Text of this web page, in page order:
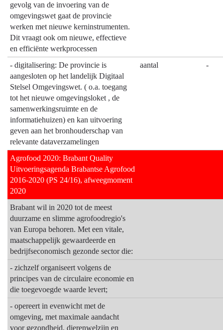
gevolg van de invoering van de
omgevingswet gaat de provincie
werken met nieuwe kerninstrumenten.
Dit vraagt ook om nieuwe, effectieve
en efficiënte werkprocessen
- digitalisering: De provincie is
aangesloten op het landelijk Digitaal
Stelsel Omgevingswet. ( o.a. toegang
tot het nieuwe omgevingsloket , de
samenwerkingsruimte en de
informatiehuizen) en kan uitvoering
geven aan het bronhouderschap van
relevante dataverzamelingen
aantal -
Agrofood 2020: Brabant Quality
Uitvoeringsagenda Brabantse Agrofood
2016-2020 (PS 24/16), afweegmoment
2020
Brabant wil in 2020 tot de meest
duurzame en slimme agrofoodregio's
van Europa behoren. Met een vitale,
maatschappelijk gewaardeerde en
bedrijfseconomisch gezonde sector die:
- zichzelf organiseert volgens de
principes van de circulaire economie en
die toegevoegde waarde levert;
- opereert in evenwicht met de
omgeving, met maximale aandacht
voor gezondheid, dierenwelzijn en